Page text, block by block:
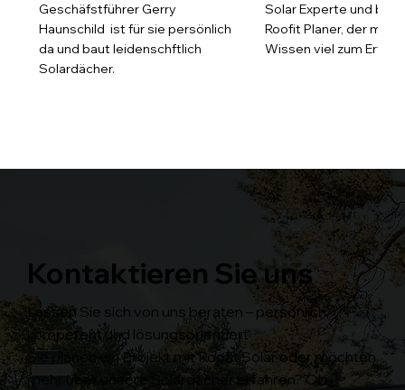
Geschäfstführer Gerry
Haunschild ist für sie persönlich
da und baut leidenschftlich
Solardächer.
Solar Experte und
Roofit Planer, der mit
Wissen viel zum
Kontaktieren Sie uns
Lassen Sie sich von uns beraten – persönlich,
kompetent und lösungsorientiert
Sie planen ein Projekt mit Roofit.Solar oder möchten
mehr über unsere Solardächer erfahren? Ob